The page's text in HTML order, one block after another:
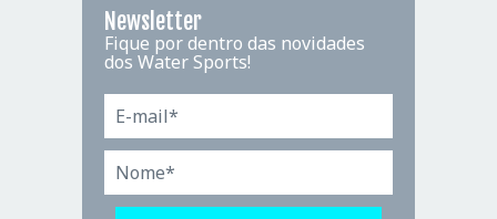
Newsletter
Fique por dentro das novidades
dos Water Sports!